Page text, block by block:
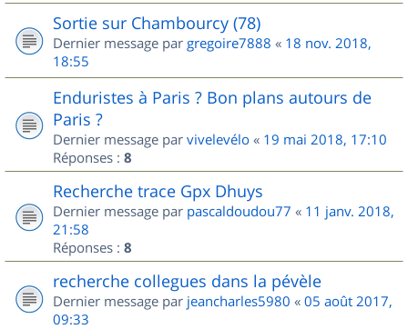
Sortie sur Chambourcy (78)
Dernier message par gregoire7888 « 18 nov. 2018,
18:55
Enduristes à Paris ? Bon plans autours de
Paris ?
Dernier message par vivelevélo « 19 mai 2018, 17:10
Réponses : 8
Recherche trace Gpx Dhuys
Dernier message par pascaldoudou77 « 11 janv. 2018,
21:58
Réponses : 8
recherche collegues dans la pévèle
Dernier message par jeancharles5980 « 05 août 2017,
09:33